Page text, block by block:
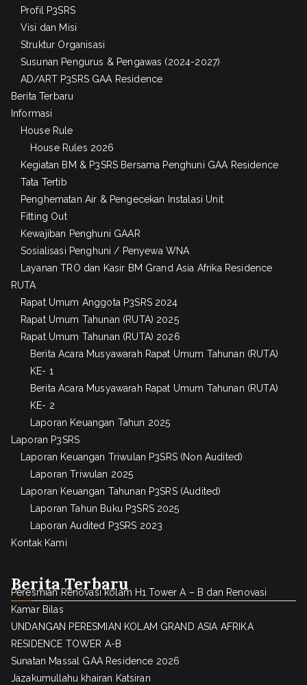
Profil P3SRS
Visi dan Misi
Struktur Organisasi
Susunan Pengurus & Pengawas (2024-2027)
AD/ART P3SRS GAA Residence
Berita Terbaru
Informasi
House Rule
House Rules 2026
Kegiatan BM & P3SRS Bersama Penghuni GAA Residence
Tata Tertib
Penghematan Air & Pengecekan Instalasi Unit
Fitting Out
Kewajiban Penghuni GAAR
Sosialisasi Penghuni / Penyewa WNA
Layanan TRO dan Kasir BM Grand Asia Afrika Residence
RUTA
Rapat Umum Anggota P3SRS 2024
Rapat Umum Tahunan (RUTA) 2025
Rapat Umum Tahunan (RUTA) 2026
Berita Acara Musyawarah Rapat Umum Tahunan (RUTA)
KE- 1
Berita Acara Musyawarah Rapat Umum Tahunan (RUTA)
KE- 2
Laporan Keuangan Tahun 2025
Laporan P3SRS
Laporan Keuangan Triwulan P3SRS (Non Audited)
Laporan Triwulan 2025
Laporan Keuangan Tahunan P3SRS (Audited)
Laporan Tahun Buku P3SRS 2025
Laporan Audited P3SRS 2023
Kontak Kami
Berita Terbaru
Peresmian Renovasi kolam H1 Tower A – B dan Renovasi
Kamar Bilas
UNDANGAN PERESMIAN KOLAM GRAND ASIA AFRIKA
RESIDENCE TOWER A-B
Sunatan Massal GAA Residence 2026
Jazakumullahu khairan Katsiran